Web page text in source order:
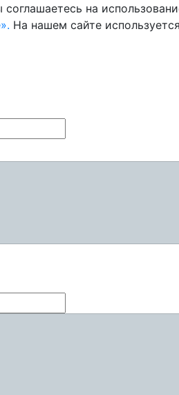
на
На нашем сайте